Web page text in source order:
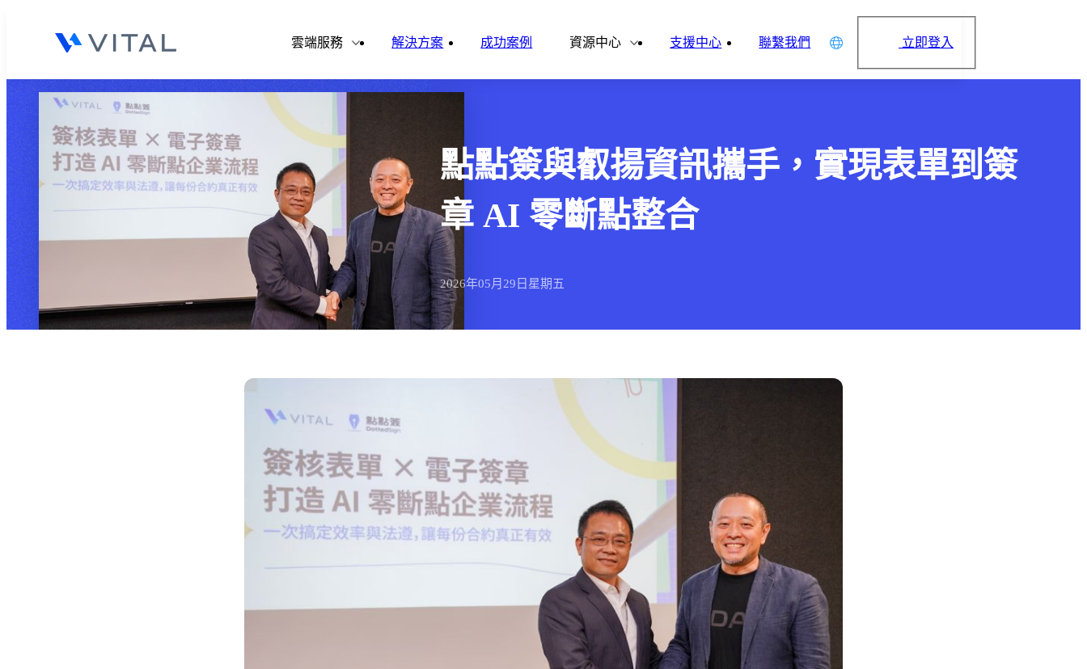
雲端服務
Vital BOLE
解決方案 成功案例 資源中心雲企誌 支援中心 聯繫我們
日本語
简体中文
立即登入
點點簽與叡揚資訊攜手，實現表單到簽
章 AI 零斷點整合
2026年05月 29日 星期五